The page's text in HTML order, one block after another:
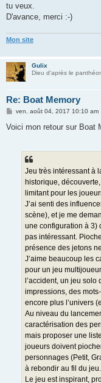
tu veux.
D'avance, merci :-)
Mon site
Gulix
Dieu d'après le
Re: Boat Memory
M
s
ven. août 04, 2017 10:10 am
Voici mon retour sur Boat
Jeu très intéressant à
historique,
limitant pour les
J’ai senti des
scène), et je me
une configuration à 3)
pas intéressant.
présence des jetons
J’aime beaucoup les
pour un jeu
l’accident, un jeu
impressions, des
encore plus l’univers
Au niveau du
caractérisation des
mais proposer une
joueurs doivent
personnages (Petit,
à rebondir au fil du jeu.
Le jeu est inspirant,